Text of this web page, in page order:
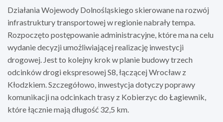
Działania Wojewody Dolnośląskiego skierowane na rozwój
infrastruktury transportowej w regionie nabrały tempa.
Rozpoczęto postępowanie administracyjne, które ma na celu
wydanie decyzji umożliwiającej realizację inwestycji
drogowej. Jest to kolejny krok w planie budowy trzech
odcinków drogi ekspresowej S8, łączącej Wrocław z
Kłodzkiem. Szczegółowo, inwestycja dotyczy poprawy
komunikacji na odcinkach trasy z Kobierzyc do Łagiewnik,
które łącznie mają długość 32,5 km.